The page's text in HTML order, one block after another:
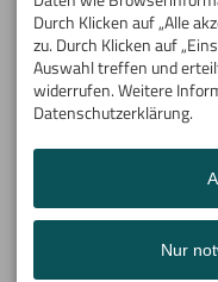
südlichsten Hotel
Deutschlands – nur
Kilometer von
Oberstdorf entfernt,
versprechen wir Ihnen
Berge zum Greifen
Eingebettet in die
erwarten Sie Ruhe,
Genuss und herzliche
Gastfreundschaft.
Durch Klicken auf „Alle
zu. Durch Klicken auf
Auswahl treffen und
widerrufen. Weitere
Datenschutzerklärung.
Nur